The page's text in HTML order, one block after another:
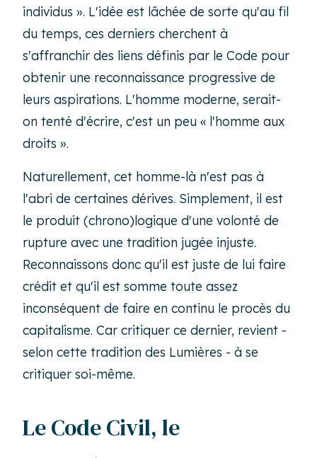
individus ». L'idée est lâchée de sorte qu'au fil
du temps, ces derniers cherchent à
s'affranchir des liens définis par le Code pour
obtenir une reconnaissance progressive de
leurs aspirations. L'homme moderne, serait-
on tenté d'écrire, c'est un peu « l'homme aux
droits ».
Naturellement, cet homme-là n'est pas à
l'abri de certaines dérives. Simplement, il est
le produit (chrono)logique d'une volonté de
rupture avec une tradition jugée injuste.
Reconnaissons donc qu'il est juste de lui faire
crédit et qu'il est somme toute assez
inconséquent de faire en continu le procès du
capitalisme. Car critiquer ce dernier, revient -
selon cette tradition des Lumières - à se
critiquer soi-même.
Le Code Civil, le